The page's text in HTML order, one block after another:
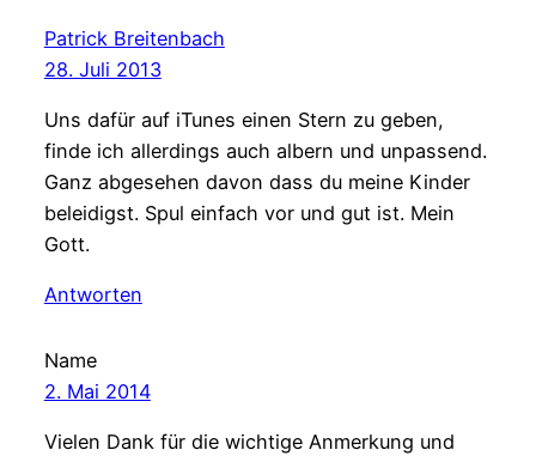
Patrick Breitenbach
28. Juli 2013
Uns dafür auf iTunes einen Stern zu geben,
finde ich allerdings auch albern und unpassend.
Ganz abgesehen davon dass du meine Kinder
beleidigst. Spul einfach vor und gut ist. Mein
Gott.
Antworten
Name
2. Mai 2014
Vielen Dank für die wichtige Anmerkung und